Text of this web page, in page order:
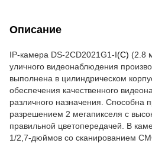
Описание
IP-камера DS-2CD2021G1-I(C) (2.8
уличного видеонаблюдения
выполнена в цилиндрическом
обеспечения качественного
различного назначения. Способна
разрешением 2 мегапикселя с
правильной цветопередачей. В
1/2,7-дюймов со сканированием